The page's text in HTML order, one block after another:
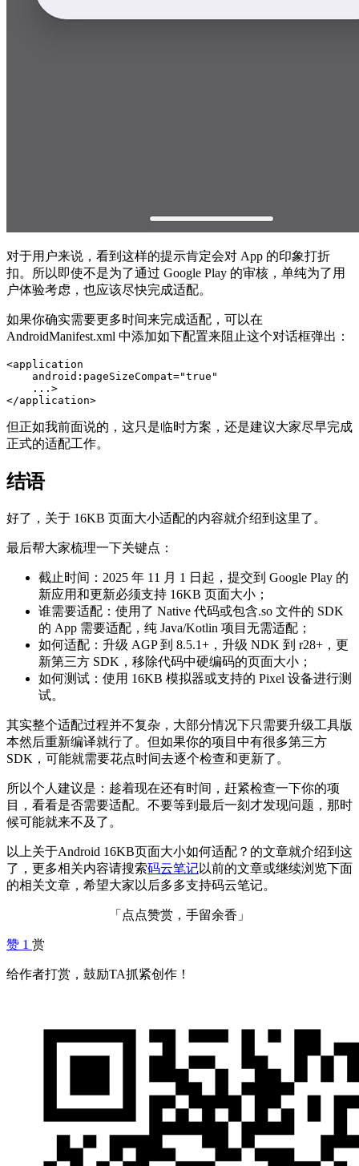
对于用户来说，看到这样的提示肯定会对 App 的印象打折
扣。所以即使不是为了通过 Google Play 的审核，单纯为了用
户体验考虑，也应该尽快完成适配。
如果你确实需要更多时间来完成适配，可以在
AndroidManifest.xml 中添加如下配置来阻止这个对话框弹出：
<application
android:pageSizeCompat="true"
...>
</application>
但正如我前面说的，这只是临时方案，还是建议大家尽早完成
正式的适配工作。
结语
好了，关于 16KB 页面大小适配的内容就介绍到这里了。
最后帮大家梳理一下关键点：
截止时间：2025 年 11 月 1 日起，提交到 Google Play 的
新应用和更新必须支持 16KB 页面大小；
谁需要适配：使用了 Native 代码或包含.so 文件的 SDK
的 App 需要适配，纯 Java/Kotlin 项目无需适配；
如何适配：升级 AGP 到 8.5.1+，升级 NDK 到 r28+，更
新第三方 SDK，移除代码中硬编码的页面大小；
如何测试：使用 16KB 模拟器或支持的 Pixel 设备进行测
试。
其实整个适配过程并不复杂，大部分情况下只需要升级工具版
本然后重新编译就行了。但如果你的项目中有很多第三方
SDK，可能就需要花点时间去逐个检查和更新了。
所以个人建议是：趁着现在还有时间，赶紧检查一下你的项
目，看看是否需要适配。不要等到最后一刻才发现问题，那时
候可能就来不及了。
以上关于Android 16KB页面大小如何适配？的文章就介绍到这
了，更多相关内容请搜索码云笔记以前的文章或继续浏览下面
的相关文章，希望大家以后多多支持码云笔记。
「点点赞赏，手留余香」
赞 1 赏
给作者打赏，鼓励TA抓紧创作！